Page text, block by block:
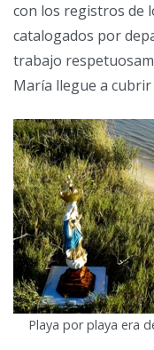
con los registros de
catalogados por
trabajo
María llegue a
Playa por playa era